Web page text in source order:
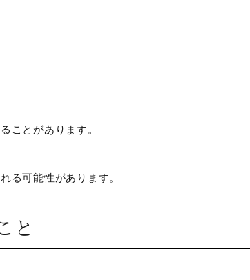
ことがあります。
る可能性があります。
と